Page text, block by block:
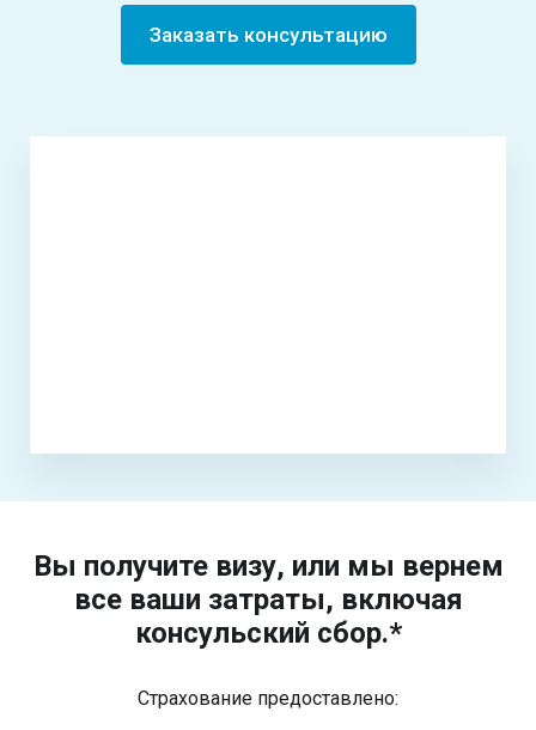
Заказать консультацию
Вы получите визу, или мы вернем
все ваши затраты, включая
консульский сбор.*
Страхование предоставлено: